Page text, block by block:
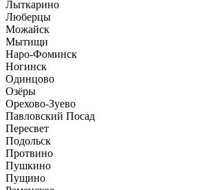
Лыткарино
Люберцы
Можайск
Мытищи
Наро-Фоминск
Ногинск
Одинцово
Озёры
Орехово-Зуево
Павловский Посад
Пересвет
Подольск
Протвино
Пушкино
Пущино